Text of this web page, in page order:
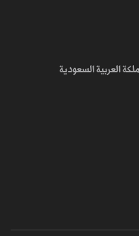
العربية السعودية